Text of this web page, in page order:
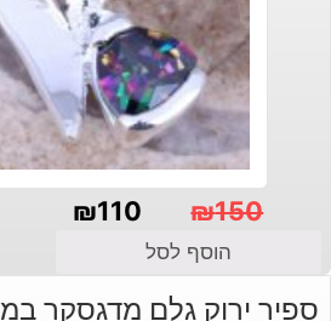
₪150
המקורי
₪110
הנוכחי
הוסף לסל
ספיר ירוק גלם מדגסקר במשקל: